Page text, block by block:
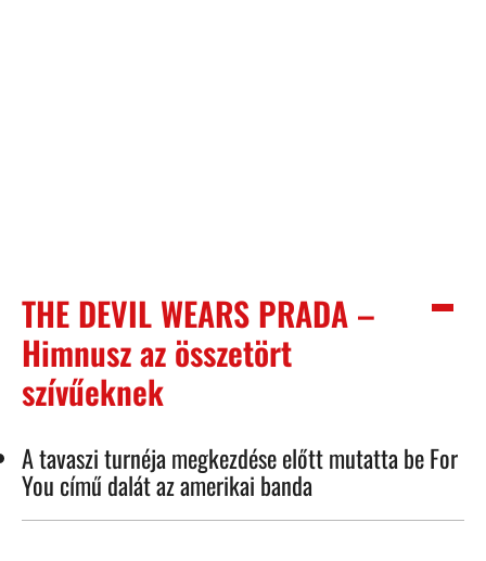
THE DEVIL WEARS PRADA –
Himnusz az összetört
szívűeknek
A tavaszi turnéja megkezdése előtt mutatta be For
You című dalát az amerikai banda